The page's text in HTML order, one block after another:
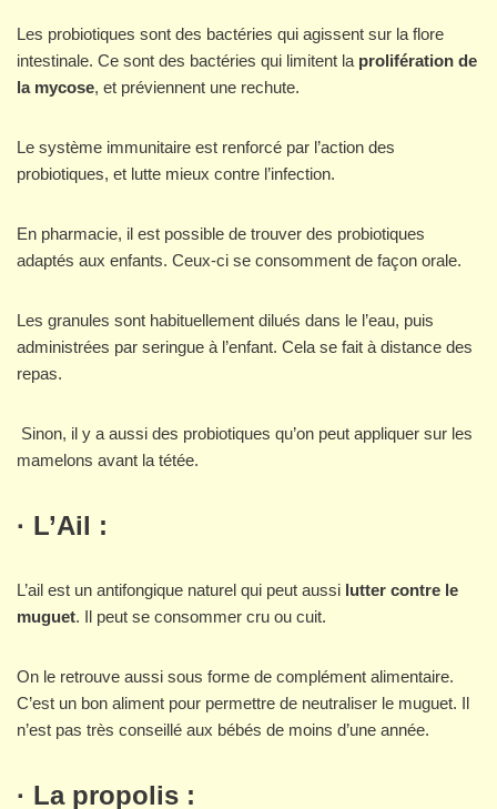
Les probiotiques sont des bactéries qui agissent sur la flore
intestinale. Ce sont des bactéries qui limitent la prolifération de
la mycose, et préviennent une rechute.
Le système immunitaire est renforcé par l’action des
probiotiques, et lutte mieux contre l’infection.
En pharmacie, il est possible de trouver des probiotiques
adaptés aux enfants. Ceux-ci se consomment de façon orale.
Les granules sont habituellement dilués dans le l’eau, puis
administrées par seringue à l’enfant. Cela se fait à distance des
repas.
Sinon, il y a aussi des probiotiques qu’on peut appliquer sur les
mamelons avant la tétée.
· L’Ail :
L’ail est un antifongique naturel qui peut aussi lutter contre le
muguet. Il peut se consommer cru ou cuit.
On le retrouve aussi sous forme de complément alimentaire.
C’est un bon aliment pour permettre de neutraliser le muguet. Il
n’est pas très conseillé aux bébés de moins d’une année.
· La propolis :